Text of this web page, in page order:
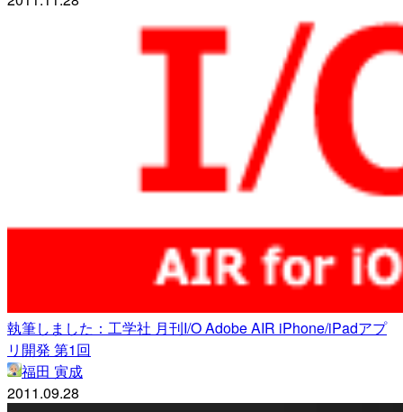
執筆しました：工学社 月刊I/O Adobe AIR iPhone/iPadアプ
リ開発 第1回
福田 寅成
2011.09.28